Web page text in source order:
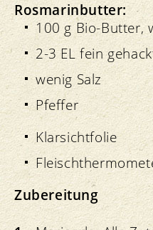
Rosmarinbutter:
100 g Bio-Butter,
2-3 EL fein
wenig Salz
Pfeffer
Klarsichtfolie
Zubereitung